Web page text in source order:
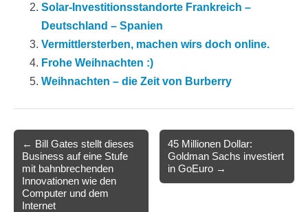
Solar-Investitionsstandorte Frankreich –
Deutschland – Spanien
Vermittlersterben, machen wirs doch online.
Frohe Weihnachten :)
Weihnachten – die Zeit von Burberry
navigation
← Bill Gates stellt dieses
Business auf eine Stufe
mit bahnbrechenden
Innovationen wie den
Computer und dem
Internet
45 Millionen Dollar:
Goldman Sachs investiert
in GoEuro →